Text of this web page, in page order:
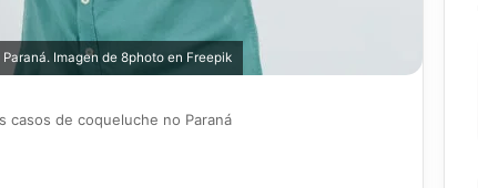
Imagen de 8photo en Freepik
casos de coqueluche no Paraná